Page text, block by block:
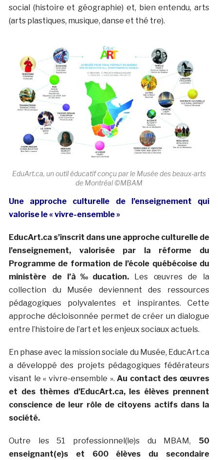
social (histoire et géographie) et, bien entendu, arts
(arts plastiques, musique, danse et thé tre).
EduArt.ca, un outil éducatif conçu par le Musée des beaux-arts
de Montréal ©MBAM
Une approche culturelle de l’enseignement qui
valorise le « vivre-ensemble »
EducArt.ca s’inscrit dans une approche culturelle de
l’enseignement, valorisée par la réforme du
Programme de formation de l’école québécoise du
ministère de l’à‰ducation.Les œuvres de la
collection du Musée deviennent des ressources
pédagogiques polyvalentes et inspirantes. Cette
approche décloisonnée permet de créer un dialogue
entre l’histoire de l’art et les enjeux sociaux actuels.
En phase avec la mission sociale du Musée, EducArt.ca
a développé des projets pédagogiques fédérateurs
visant le « vivre-ensemble ».Au contact des œuvres
et des thèmes d’EducArt.ca, les élèves prennent
conscience de leur rôle de citoyens actifs dans la
société.
Outre les 51 professionnel(le)s du MBAM, 50
enseignant(e)s et 600 élèves du secondaire